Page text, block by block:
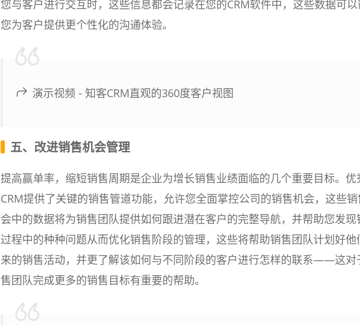
您与客户进行交互时，这些信息都会记录在您的CRM软件中，这些数据可以
您为客户提供更个性化的沟通体验。
演示视频 - 知客CRM直观的360度客户视图
五、改进销售机会管理
提高赢单率，缩短销售周期是企业为增长销售业绩面临的几个重要目标。优
CRM提供了关键的销售管道功能，允许您全面掌控公司的销售机会，这些
会中的数据将为销售团队提供如何跟进潜在客户的完整导航，并帮助您发现
过程中的种种问题从而优化销售阶段的管理，这些将帮助销售团队计划好他
来的销售活动，并更了解该如何与不同阶段的客户进行怎样的联系——这对
售团队完成更多的销售目标有重要的帮助。